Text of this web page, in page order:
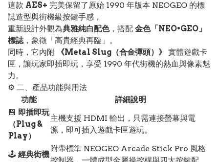
這款 AES+ 完美保留了原始 1990 年版本 NEOGEO 的標
誌造型與街機級按鍵手感，
重新設計外觀為典雅純白配色，搭配 金色「NEO•GEO」
標誌，象徵「高貴經典再臨」。
同時，它內附
《Metal Slug（合金彈頭）》
實體遊戲卡
匣，讓玩家即插即玩，享受 1990 年代街機的熱血與像素魅
力。
⚙️ 二、產品功能與用法
功能
詳細說明
💾 即插即玩
（Plug &
Play）
主機支援 HDMI 輸出，只需連接螢幕與電
源，即可插入遊戲卡匣遊玩。
🕹️ 經典街機
附帶標準 NEOGEO Arcade Stick Pro 風格